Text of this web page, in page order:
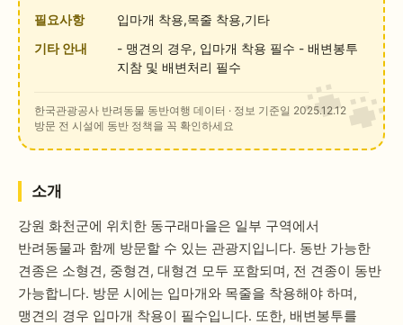
필요사항
입마개 착용,목줄 착용,기타
기타 안내
- 맹견의 경우, 입마개 착용 필수 - 배변봉투
지참 및 배변처리 필수
한국관광공사 반려동물 동반여행 데이터 · 정보 기준일 2025.12.12
방문 전 시설에 동반 정책을 꼭 확인하세요
소개
강원 화천군에 위치한 동구래마을은 일부 구역에서
반려동물과 함께 방문할 수 있는 관광지입니다. 동반 가능한
견종은 소형견, 중형견, 대형견 모두 포함되며, 전 견종이 동반
가능합니다. 방문 시에는 입마개와 목줄을 착용해야 하며,
맹견의 경우 입마개 착용이 필수입니다. 또한, 배변봉투를